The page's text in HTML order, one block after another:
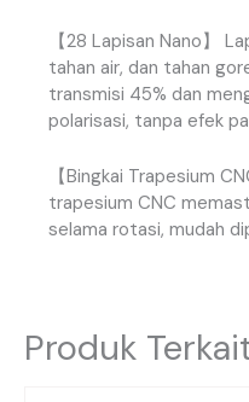
【28 Lapisan Nano】
tahan air, dan tahan
transmisi 45% dan
polarisasi, tanpa efek
【Bingkai Trapesium
trapesium CNC
selama rotasi, mudah
Produk